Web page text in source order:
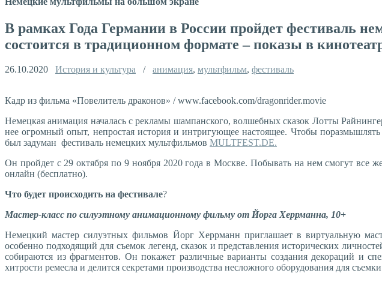
В рамках Года Германии в России пройдет фестиваль
состоится в традиционном формате – показы в
26.10.2020 История и культура / анимация, мультфильм, фестиваль
Кадр из фильма «Повелитель драконов» / www.facebook.com/dragonrider.movie
Немецкая анимация началась с рекламы шампанского, волшебных сказок Лотты
нее огромный опыт, непростая история и интригующее настоящее. Чтобы
был задуман фестиваль немецких мультфильмов MULTFEST.DE.
Он пройдет с 29 октября по 9 ноября 2020 года в Москве. Побывать на нем смогут все
онлайн (бесплатно).
Что будет происходить на фестивале?
Мастер-класс по силуэтному анимационному фильму от Йорга Херрманна, 10+
Немецкий мастер силуэтных фильмов Йорг Херрманн приглашает в виртуальную
особенно подходящий для съемок легенд, сказок и представления исторических
собираются из фрагментов. Он покажет различные варианты создания декораций и
хитрости ремесла и делится секретами производства несложного оборудования для